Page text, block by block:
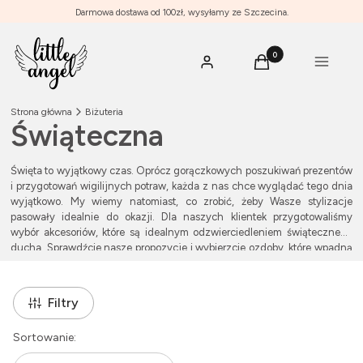
Darmowa dostawa od 100zł, wysyłamy ze Szczecina.
Zaloguj się Produkty w koszyku:
Koszyk Menu
Strona główna Biżuteria
Świąteczna
Święta to wyjątkowy czas. Oprócz gorączkowych poszukiwań prezentów
i przygotowań wigilijnych potraw, każda z nas chce wyglądać tego dnia
wyjątkowo. My wiemy natomiast, co zrobić, żeby Wasze stylizacje
pasowały idealnie do okazji. Dla naszych klientek przygotowaliśmy
wybór akcesoriów, które są idealnym odzwierciedleniem świątecznego
ducha. Sprawdźcie nasze propozycje i wybierzcie ozdoby, które wpadną
Waszą uwagę mogą zwrócić m.in. piękne i efektowne
nawiązujące do świątecznego i zimowego klimatu. Urocze gwiazdki czy
swetra. Coś dla siebie znajdą u nas także miłośniczki
wydaniu świątecznym prezentowane przez nas modele zachwycają
Filtry
Lista produktów
Sortowanie: